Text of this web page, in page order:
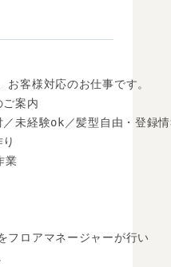
お客様対応のお仕事です。
ご案内
／未経験ok／髪型自由・登録
業
フロアマネージャーが行い